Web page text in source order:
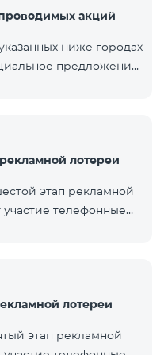
чисел. Следите за
ru/B2S
акций
ниже городах
предложение,
лотереи
этап рекламной
телефонные
будут выбраны с
чисел. Следите за
лотереи
этап рекламной